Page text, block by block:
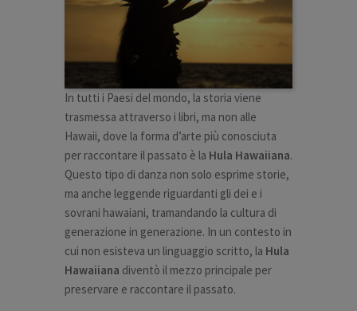
In tutti i Paesi del mondo, la storia viene
trasmessa attraverso i libri, ma non alle
Hawaii, dove la forma d’arte più conosciuta
per raccontare il passato è la Hula Hawaiiana.
Questo tipo di danza non solo esprime storie,
ma anche leggende riguardanti gli dei e i
sovrani hawaiani, tramandando la cultura di
generazione in generazione. In un contesto in
cui non esisteva un linguaggio scritto, la Hula
Hawaiiana diventò il mezzo principale per
preservare e raccontare il passato.